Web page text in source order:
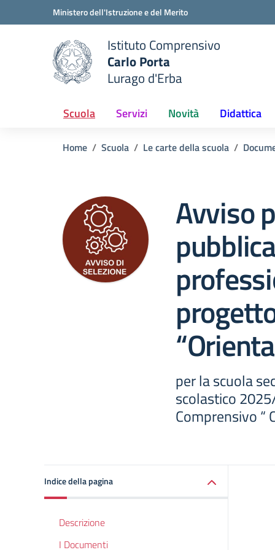
Vai ai contenuti
Vai al menu di navigazioneMinistero dell'Istruzione e del Merito
scuola
Istituto Comprensivo
Carlo Porta
Lurago d'Erba
Scuola Servizi Novità Didattica
Home Scuola Le carte della scuola
Avviso
per la scuola
scolastico
Comprensivo “
Indice della pagina
Descrizione
I Documenti